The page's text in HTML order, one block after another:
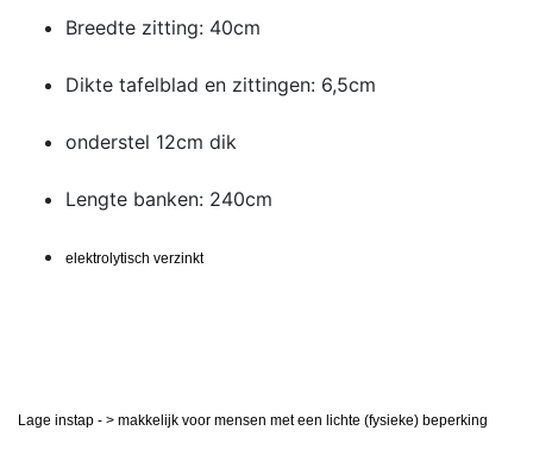
Breedte zitting: 40cm
Dikte tafelblad en zittingen: 6,5cm
onderstel 12cm dik
Lengte banken: 240cm
elektrolytisch verzinkt
Lage instap - > makkelijk voor mensen met een lichte (fysieke) beperking